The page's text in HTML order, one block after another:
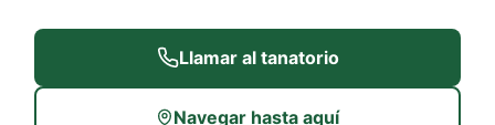
Llamar al tanatorio
Navegar hasta aquí